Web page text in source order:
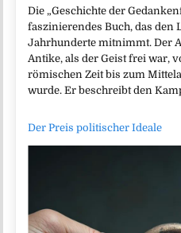
Die „Geschichte der
faszinierendes Buch, das den
Jahrhunderte mitnimmt. Der
Antike, als der Geist frei war,
römischen Zeit bis zum
wurde. Er beschreibt den
Der Preis politischer Ideale